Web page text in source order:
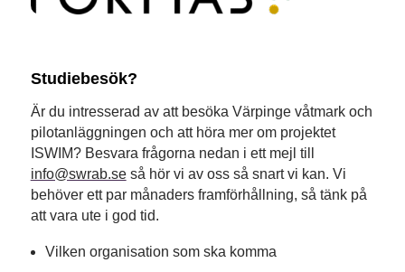
Studiebesök?
Är du intresserad av att besöka Värpinge våtmark och
pilotanläggningen och att höra mer om projektet
ISWIM? Besvara frågorna nedan i ett mejl till
info@swrab.seså hör vi av oss så snart vi kan. Vi
behöver ett par månaders framförhållning, så tänk på
att vara ute i god tid.
Vilken organisation som ska komma